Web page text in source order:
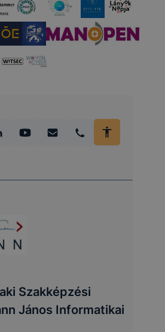
Szakképzési
János Informatikai